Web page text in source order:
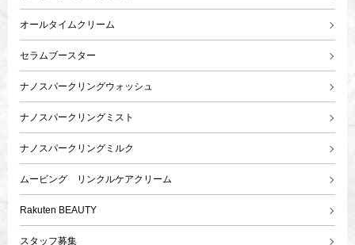
オールタイムクリーム
セラムブースター
ナノスパークリングウォッシュ
ナノスパークリングミスト
ナノスパークリングミルク
ムービング リンクルケアクリーム
Rakuten BEAUTY
スタッフ募集